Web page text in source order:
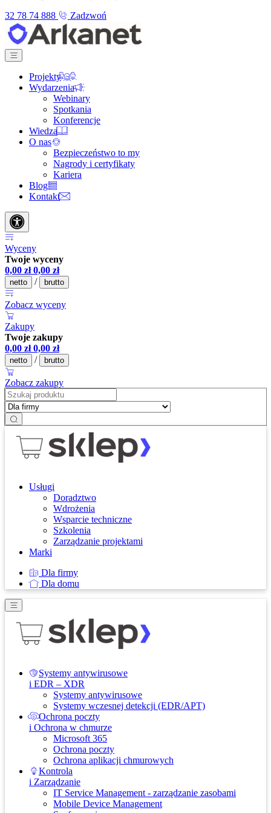
32 78 74 888
Zadzwoń
Projekty
Wydarzenia
Webinary
Spotkania
Konferencje
Wiedza
O nas
Bezpieczeństwo to my
Nagrody i certyfikaty
Kariera
Blog
Kontakt
Wyceny
Twoje wyceny
0,00 zł 0,00 zł
netto / brutto
Zobacz wyceny
Zakupy
Twoje zakupy
0,00 zł 0,00 zł
netto / brutto
Zobacz zakupy
Usługi
Doradztwo
Wdrożenia
Wsparcie techniczne
Szkolenia
Zarządzanie projektami
Marki
Dla firmy
Dla domu
Systemy antywirusowe
i EDR – XDR
Systemy antywirusowe
Systemy wczesnej detekcji (EDR/APT)
Ochrona poczty
i Ochrona w chmurze
Microsoft 365
Ochrona poczty
Ochrona aplikacji chmurowych
Kontrola
i Zarządzanie
IT Service Management - zarządzanie zasobami
Mobile Device Management